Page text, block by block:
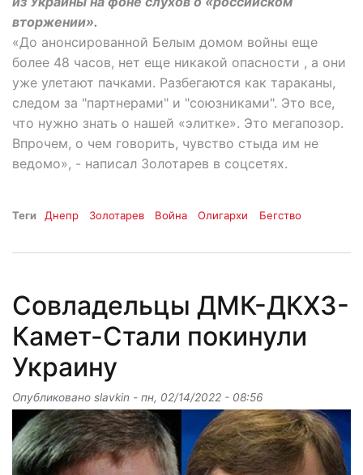
вторжении».
«До анонсированной Белым домом войны еще
более 48 часов, нет еще никакой опасности , а они
уже улетают пачками. Разбегаются как тараканы,
следом за "партнерами" и "союзниками". Это все,
что нужно знать о нашей «элитке». Это мегапозор.
Впрочем, о чем говорить, чувство стыда им не
ведомо», - написал Золотарев в соцсетях.
Теги Днепр Золотарев Война Олигархи Бегство
Совладельцы ДМК-ДКХЗ-
Камет-Стали покинули
Украину
Опубликовано slavkin - пн, 02/14/2022 - 08:56